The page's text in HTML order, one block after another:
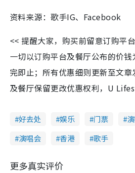
资料来源：歌手IG、Facebook
<< 提醒大家，购买前留意订购平
一切以订购平台及餐厅公布的价
完即止；所有优惠细则更新至文
及餐厅保留更改优惠权利，U
好去处 娱乐 门票
演唱会
香港 歌手
更多真实评价